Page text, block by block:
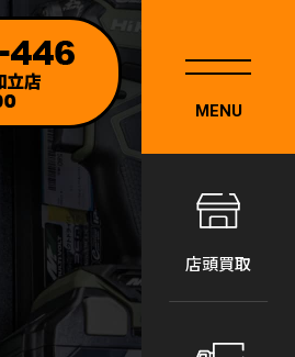
MENU
店頭買取